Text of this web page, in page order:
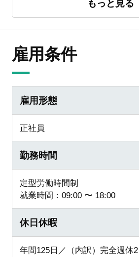
雇用条件
雇用形態
正社員
勤務時間
定型労働時間制
就業時間：09:00 〜 18:00
休日休暇
年間125日／（内訳）完全週休2